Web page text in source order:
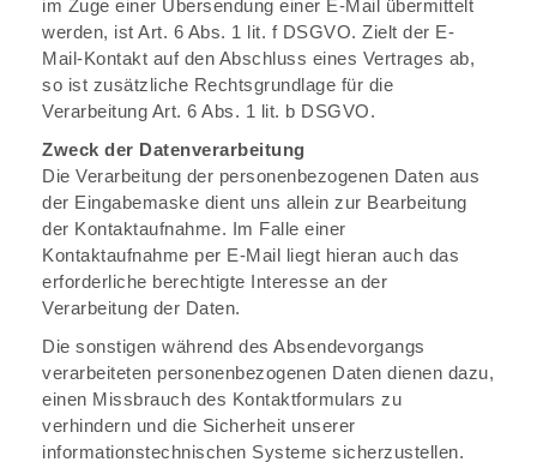
im Zuge einer Übersendung einer E-Mail übermittelt
werden, ist Art. 6 Abs. 1 lit. f DSGVO. Zielt der E-
Mail-Kontakt auf den Abschluss eines Vertrages ab,
so ist zusätzliche Rechtsgrundlage für die
Verarbeitung Art. 6 Abs. 1 lit. b DSGVO.
Zweck der Datenverarbeitung
Die Verarbeitung der personenbezogenen Daten aus
der Eingabemaske dient uns allein zur Bearbeitung
der Kontaktaufnahme. Im Falle einer
Kontaktaufnahme per E-Mail liegt hieran auch das
erforderliche berechtigte Interesse an der
Verarbeitung der Daten.
Die sonstigen während des Absendevorgangs
verarbeiteten personenbezogenen Daten dienen dazu,
einen Missbrauch des Kontaktformulars zu
verhindern und die Sicherheit unserer
informationstechnischen Systeme sicherzustellen.